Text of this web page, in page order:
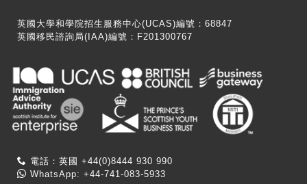
英國大學和學院招生服務中心(UCAS)編號：68847
英國移民諮詢局(IAA)編號：F201300767
電話：英國 +44(0)8444 930 990
WhatsApp: +44-741-083-5933